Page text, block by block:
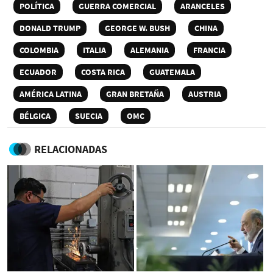
POLÍTICA GUERRA COMERCIAL
ARANCELES
DONALD TRUMP
GEORGE W. BUSH
CHINA
COLOMBIA
ITALIA ALEMANIA
FRANCIA
ECUADOR
COSTA RICA
GUATEMALA
AMÉRICA LATINA
GRAN BRETAÑA
AUSTRIA
BÉLGICA
SUECIA OMC
RELACIONADAS